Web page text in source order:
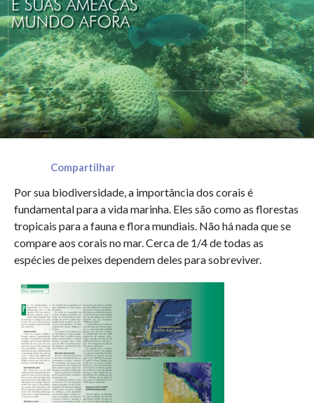
Compartilhar
Por sua biodiversidade, a importância dos corais é
fundamental para a vida marinha. Eles são como as florestas
tropicais para a fauna e flora mundiais. Não há nada que se
compare aos corais no mar. Cerca de 1/4 de todas as
espécies de peixes dependem deles para sobreviver.